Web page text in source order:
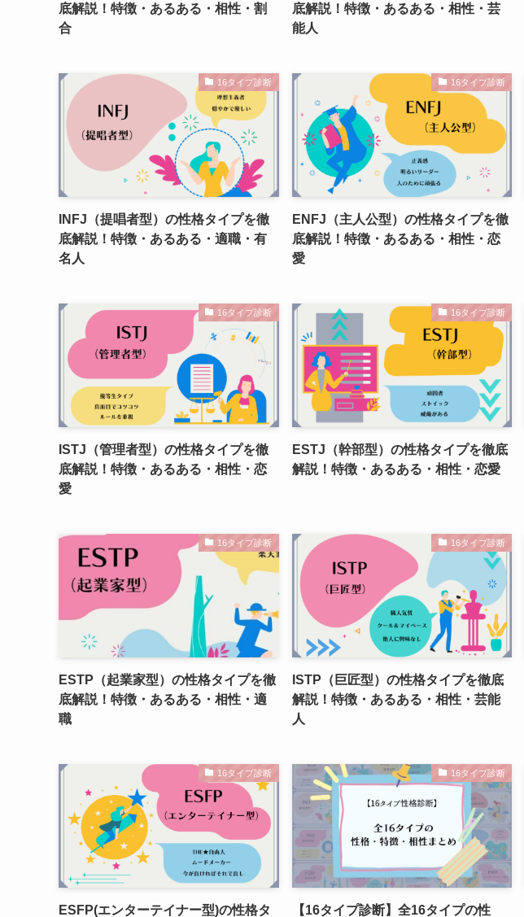
底解説！特徴・あるある・相性・割
合
底解説！特徴・あるある・相性・芸
能人
16タイプ診断
INFJ（提唱者型）の性格タイプを徹
底解説！特徴・あるある・適職・有
名人
16タイプ診断
ENFJ（主人公型）の性格タイプを徹
底解説！特徴・あるある・相性・恋
愛
16タイプ診断
ISTJ（管理者型）の性格タイプを徹
底解説！特徴・あるある・相性・恋
愛
16タイプ診断
ESTJ（幹部型）の性格タイプを徹底
解説！特徴・あるある・相性・恋愛
16タイプ診断
ESTP（起業家型）の性格タイプを徹
底解説！特徴・あるある・相性・適
職
16タイプ診断
ISTP（巨匠型）の性格タイプを徹底
解説！特徴・あるある・相性・芸能
人
16タイプ診断
ESFP(エンターテイナー型)の性格タ
16タイプ診断
【16タイプ診断】全16タイプの性